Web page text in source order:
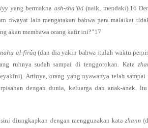
yang bermakna ash-sha’ûd(naik, mendaki).16
riwayat lain mengatakan bahwa para malaikat
akan membawa orang kafir ini?”17
al-firâq(dan dia yakin bahwa itulah waktu
ruhnya sudah sampai di tenggorokan. Kata
Artinya, orang yang nyawanya telah
dengan dunia, keluarga dan anak-anak.
diungkapkan dengan menggunakan kata zhann